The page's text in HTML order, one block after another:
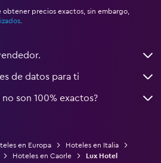
precios exactos, sin embargo,
de datos para ti
son 100% exactos?
en Europa
Hoteles en Italia
Hoteles en Caorle Lux Hotel